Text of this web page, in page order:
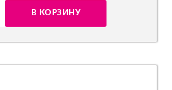
В КОРЗИНУ